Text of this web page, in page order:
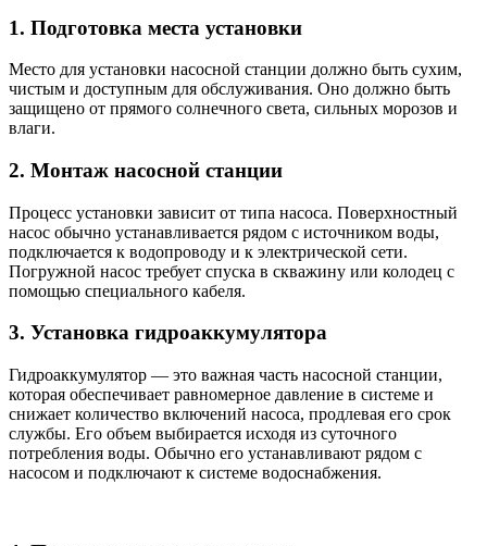
1. Подготовка места установки
Место для установки насосной станции должно быть сухим,
чистым и доступным для обслуживания. Оно должно быть
защищено от прямого солнечного света, сильных морозов и
влаги.
2. Монтаж насосной станции
Процесс установки зависит от типа насоса. Поверхностный
насос обычно устанавливается рядом с источником воды,
подключается к водопроводу и к электрической сети.
Погружной насос требует спуска в скважину или колодец с
помощью специального кабеля.
3. Установка гидроаккумулятора
Гидроаккумулятор — это важная часть насосной станции,
которая обеспечивает равномерное давление в системе и
снижает количество включений насоса, продлевая его срок
службы. Его объем выбирается исходя из суточного
потребления воды. Обычно его устанавливают рядом с
насосом и подключают к системе водоснабжения.